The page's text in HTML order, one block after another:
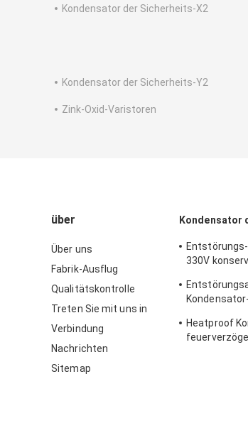
Kondensator der Sicherheits-X2
Kondensator der Sicherheits-Y2
Zink-Oxid-Varistoren
über
Über uns
Fabrik-Ausflug
Qualitätskontrolle
Treten Sie mit uns in
Verbindung
Nachrichten
Sitemap
Kondensator
330V
Heatproof